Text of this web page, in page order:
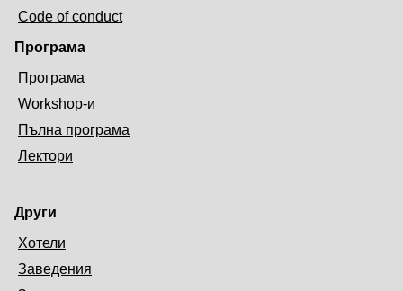
Code of conduct
Програма
Програма
Workshop-и
Пълна програма
Лектори
Други
Хотели
Заведения